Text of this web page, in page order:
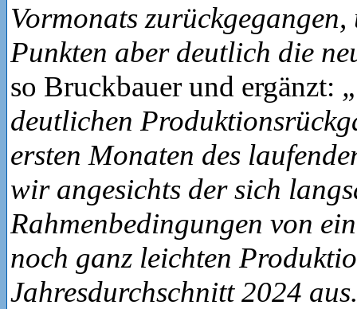
Vormonats
Punkten aber deutlich die
so Bruckbauer und ergänzt:
deutlichen
ersten Monaten des
wir angesichts der sich
Rahmenbedingungen von
noch ganz leichten
Jahresdurchschnitt 2024